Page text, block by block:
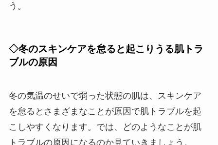
う。
◇冬のスキンケアを怠ると起こりうる肌トラ
ブルの原因
冬の気温のせいで弱った状態の肌は、スキンケア
を怠るとさまざまなことが原因で肌トラブルを起
こしやすくなります。では、どのようなことが肌
トラブルの原因になるのか見ていきましょう。